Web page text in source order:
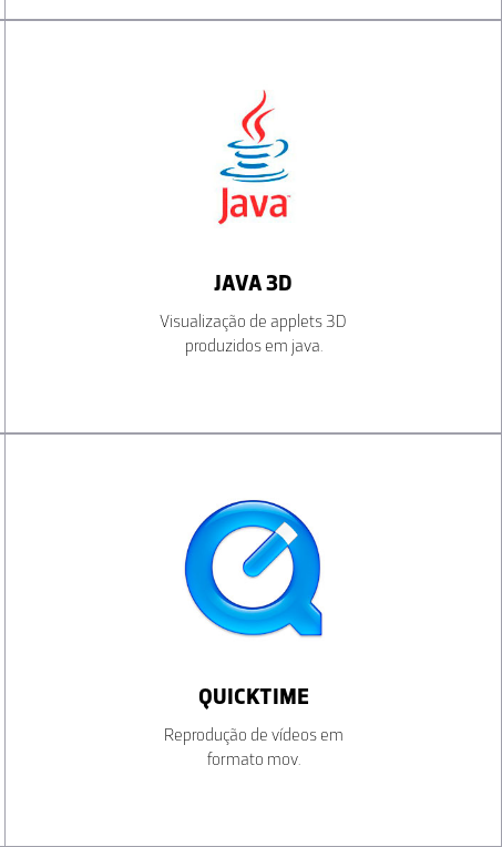
JAVA 3D
Visualização de applets 3D
produzidos em java.
QUICKTIME
Reprodução de vídeos em
formato mov.